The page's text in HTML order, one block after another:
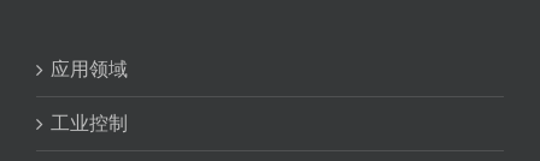
应用领域
工业控制